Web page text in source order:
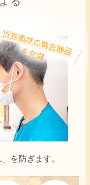
を防ぎます。